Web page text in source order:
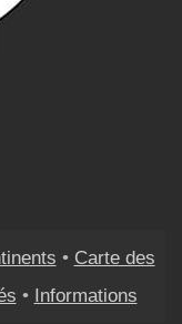
• Carte des
• Informations